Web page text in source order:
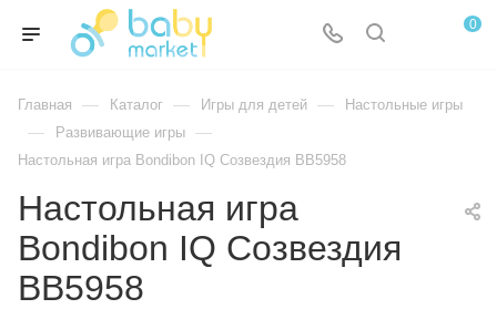
0
Главная — Каталог — Игры для детей — Настольные игры
— Развивающие игры —
Настольная игра Bondibon IQ Созвездия ВВ5958
Настольная игра
Bondibon IQ Созвездия
ВВ5958